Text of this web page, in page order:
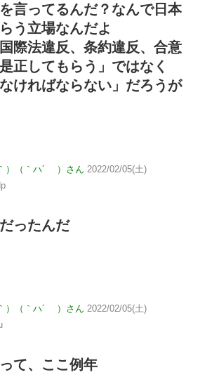
言ってるんだ？なんで日本
う立場なんだよ
際法違反、条約違反、合意
正してもらう」ではなく
ければならない」だろうが
）（｀ハ´ ）さん 2022/02/05(土)
ったんだ
）（｀ハ´ ）さん 2022/02/05(土)
て、ここ例年